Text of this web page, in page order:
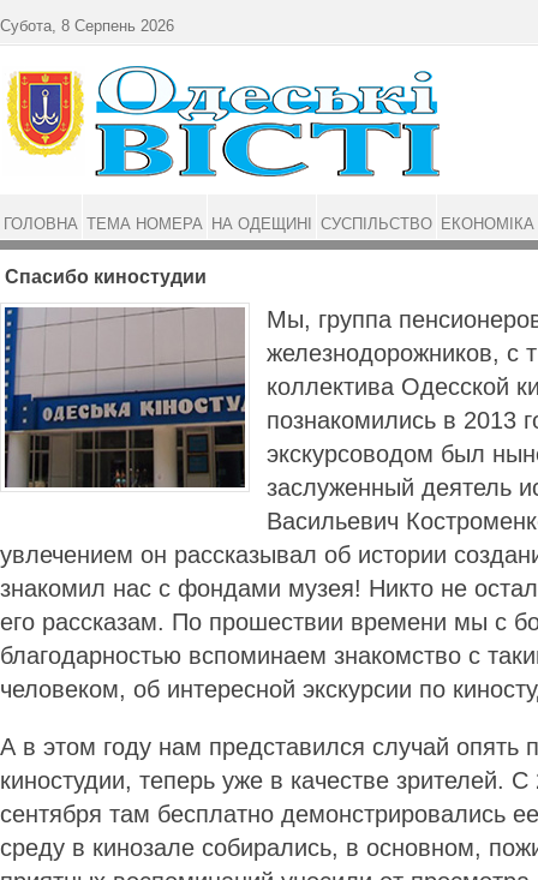
Спасибо киностудии
Мы, группа
железнодорожников, с
коллектива Одесской
познакомились в 2013
экскурсоводом был
заслуженный деятель
Васильевич
увлечением он рассказывал об истории
знакомил нас с фондами музея! Никто не
его рассказам. По прошествии времени мы с
благодарностью вспоминаем знакомство с
человеком, об интересной экскурсии по
А в этом году нам представился случай опять
киностудии, теперь уже в качестве зрителей.
сентября там бесплатно демонстрировались
среду в кинозале собирались, в основном,
Субота, 8 Серпень 2026
ГОЛОВНА ТЕМА НОМЕРА НА ОДЕЩИНІ СУСПІЛЬСТВО ЕКОНОМІКА